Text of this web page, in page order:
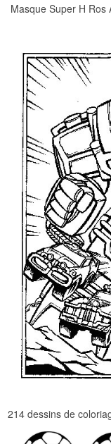
Masque Super H
214 dessins de